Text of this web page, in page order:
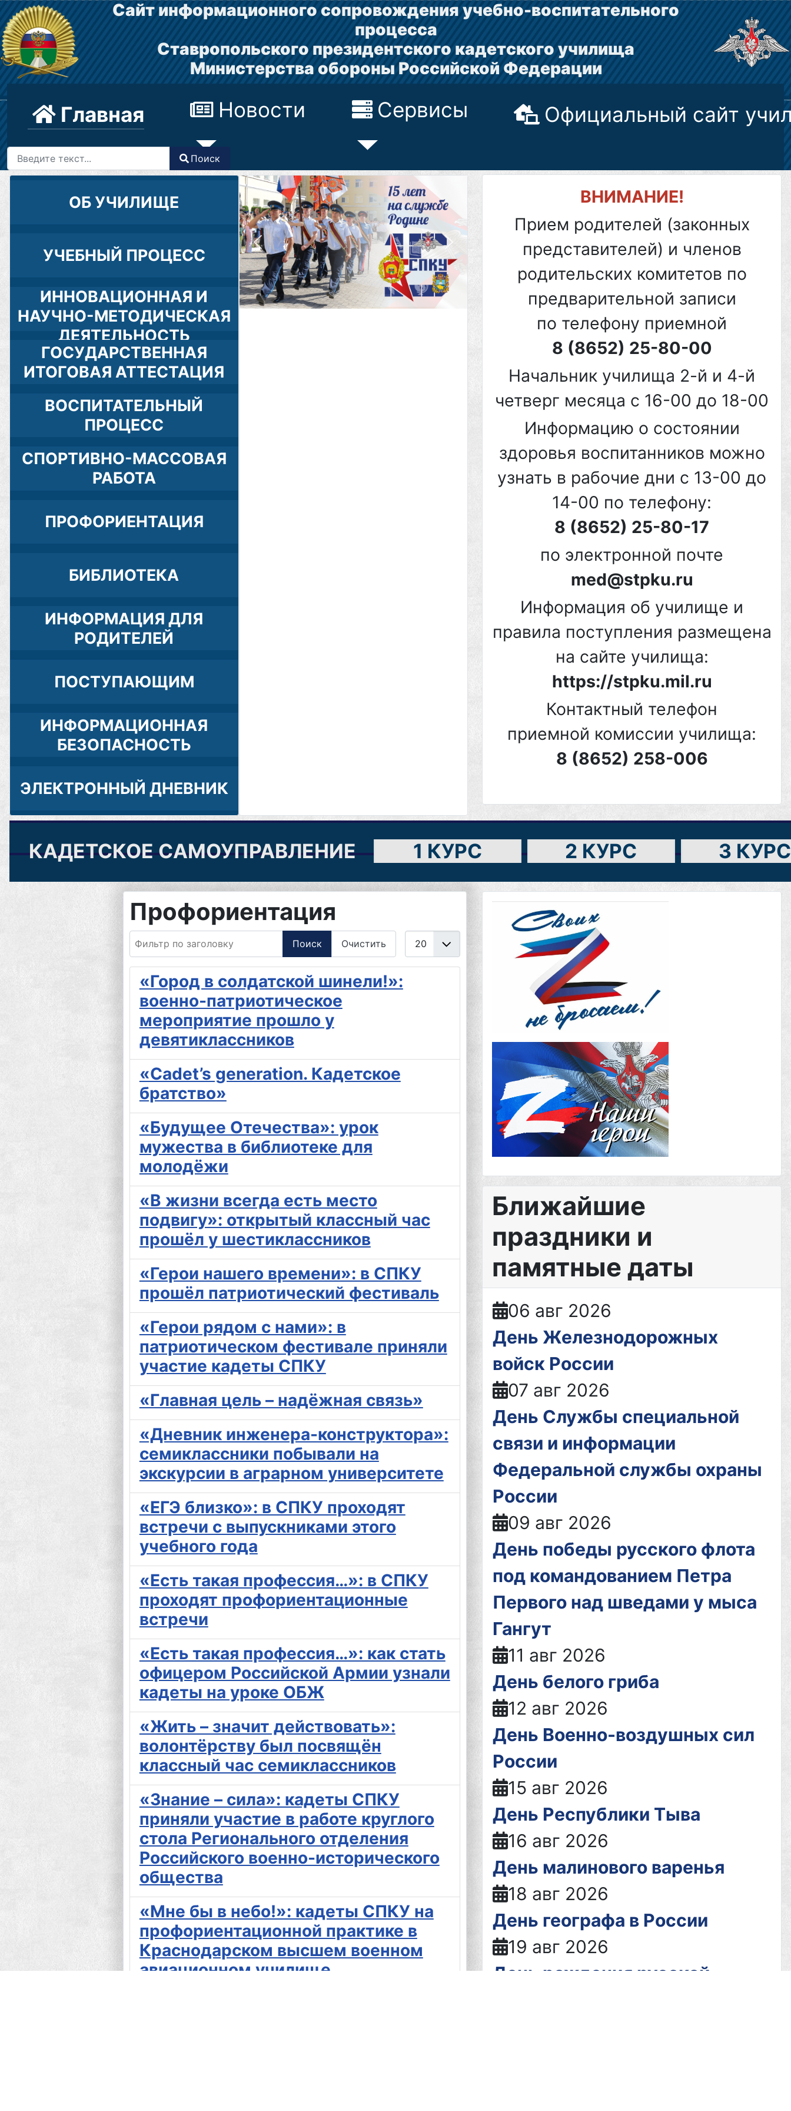
Сайт информационного сопровождения учебно-воспитательного
процесса
Ставропольского президентского кадетского училища
Министерства обороны Российской Федерации
Главная Новости Сервисы Официальный сайт
Поиск
Type 2 or more characters for results.
Поиск
ОБ УЧИЛИЩЕ
УЧЕБНЫЙ ПРОЦЕСС
ИННОВАЦИОННАЯ И
НАУЧНО-МЕТОДИЧЕСКАЯ
ДЕЯТЕЛЬНОСТЬ
ГОСУДАРСТВЕННАЯ
ИТОГОВАЯ АТТЕСТАЦИЯ
ВОСПИТАТЕЛЬНЫЙ
ПРОЦЕСС
СПОРТИВНО-МАССОВАЯ
РАБОТА
ПРОФОРИЕНТАЦИЯ
БИБЛИОТЕКА
ИНФОРМАЦИЯ ДЛЯ
РОДИТЕЛЕЙ
ПОСТУПАЮЩИМ
ИНФОРМАЦИОННАЯ
БЕЗОПАСНОСТЬ
ЭЛЕКТРОННЫЙ ДНЕВНИК
ВНИМАНИЕ!
Прием родителей (законных
представителей) и членов
родительских комитетов по
предварительной записи
по телефону приемной
8 (8652) 25-80-00
Начальник училища 2-й и 4-й
четверг месяца с 16-00 до 18-00
Информацию о состоянии
здоровья воспитанников можно
узнать в рабочие дни с 13-00 до
14-00 по телефону:
8 (8652) 25-80-17
по электронной почте
med@stpku.ru
Информация об училище и
правила поступления размещена
на сайте училища:
https://stpku.mil.ru
Контактный телефон
приемной комиссии училища:
8 (8652) 258-006
КАДЕТСКОЕ САМОУПРАВЛЕНИЕ 1 КУРС 2 КУРС 3 КУРС
Профориентация
Поиск Очистить
«Город в солдатской шинели!»:
военно-патриотическое
мероприятие прошло у
девятиклассников
«Cadet’s generation. Кадетское
братство»
«Будущее Отечества»: урок
мужества в библиотеке для
молодёжи
«В жизни всегда есть место
подвигу»: открытый классный час
прошёл у шестиклассников
«Герои нашего времени»: в СПКУ
прошёл патриотический фестиваль
«Герои рядом с нами»: в
патриотическом фестивале приняли
участие кадеты СПКУ
«Главная цель – надёжная связь»
«Дневник инженера-конструктора»:
семиклассники побывали на
экскурсии в аграрном университете
«ЕГЭ близко»: в СПКУ проходят
встречи с выпускниками этого
учебного года
«Есть такая профессия…»: в СПКУ
проходят профориентационные
встречи
«Есть такая профессия…»: как стать
офицером Российской Армии узнали
кадеты на уроке ОБЖ
«Жить – значит действовать»:
волонтёрству был посвящён
классный час семиклассников
«Знание – сила»: кадеты СПКУ
приняли участие в работе круглого
стола Регионального отделения
Российского военно-исторического
общества
«Мне бы в небо!»: кадеты СПКУ на
профориентационной практике в
Краснодарском высшем военном
авиационном училище
Ближайшие
праздники и
памятные даты
06 авг 2026
День Железнодорожных
войск России
07 авг 2026
День Службы специальной
связи и информации
Федеральной службы охраны
России
09 авг 2026
День победы русского флота
под командованием Петра
Первого над шведами у мыса
Гангут
11 авг 2026
День белого гриба
12 авг 2026
День Военно-воздушных сил
России
15 авг 2026
День Республики Тыва
16 авг 2026
День малинового варенья
18 авг 2026
День географа в России
19 авг 2026
День рождения русской